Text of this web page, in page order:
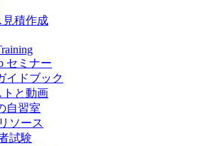
見積作成
セミナー
イドブック
トと動画
自習室
ソース
試験